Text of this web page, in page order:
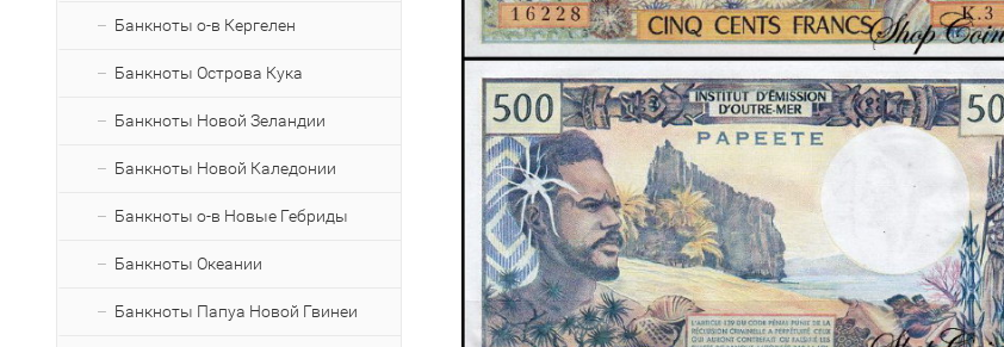
Банкноты о-в Кергелен
Банкноты Острова Кука
Банкноты Новой Зеландии
Банкноты Новой Каледонии
Банкноты о-в Новые Гебриды
Банкноты Океании
Банкноты Папуа Новой Гвинеи